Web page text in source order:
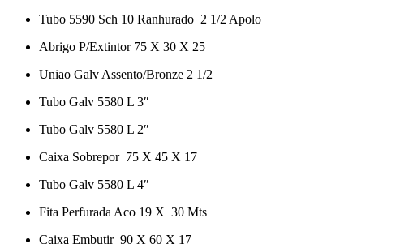
Tubo 5590 Sch 10 Ranhurado 2 1/2 Apolo
Abrigo P/Extintor 75 X 30 X 25
Uniao Galv Assento/Bronze 2 1/2
Tubo Galv 5580 L 3″
Tubo Galv 5580 L 2″
Caixa Sobrepor 75 X 45 X 17
Tubo Galv 5580 L 4″
Fita Perfurada Aco 19 X 30 Mts
Caixa Embutir 90 X 60 X 17